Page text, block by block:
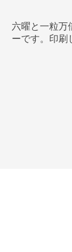
六曜と一粒万
ーです。印刷